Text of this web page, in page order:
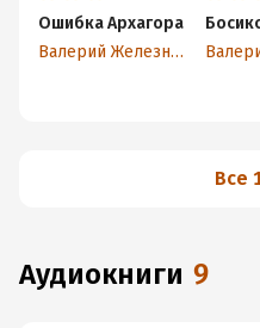
Ошибка Архагора
Валерий Железнов
Все
аудиокниги 9